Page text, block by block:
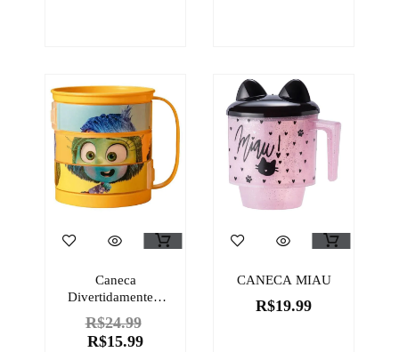
Caneca
Divertidamente 2
– Avon
R$24.99
R$15.99
CANECA MIAU
R$19.99